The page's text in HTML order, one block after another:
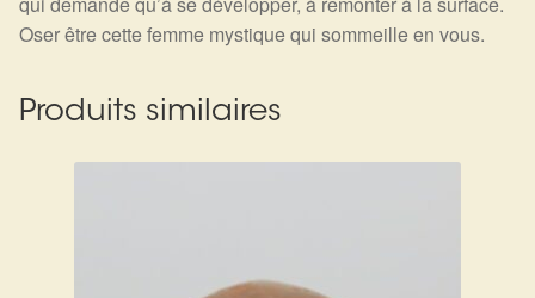
Oser être cette femme mystique qui sommeille en vous.
Produits similaires